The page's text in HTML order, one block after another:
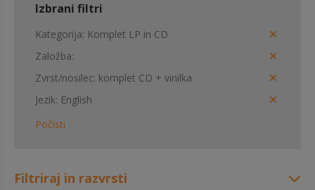
Izbrani filtri
Kategorija Komplet LP in CD
Založba
Zvrst/nosilec komplet CD + vinilka
Jezik English
Počisti
Filtriraj in razvrsti